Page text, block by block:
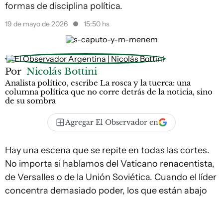
formas de disciplina política.
19 de mayo de 2026 15:50 hs
Por Nicolás Bottini
Analista político, escribe La rosca y la tuerca: una
columna política que no corre detrás de la noticia, sino
de su sombra
Agregar El Observador en
Hay una escena que se repite en todas las cortes.
No importa si hablamos del Vaticano renacentista,
de Versalles o de la Unión Soviética. Cuando el líder
concentra demasiado poder, los que están abajo